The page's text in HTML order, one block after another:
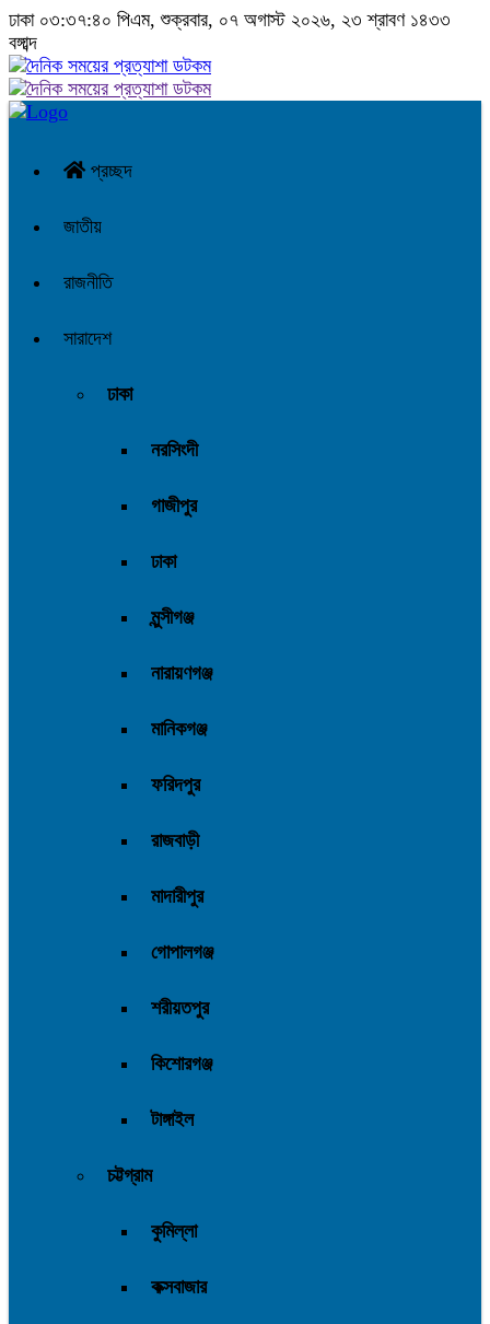
ঢাকা ০৩:৩৭:৪১ পিএম, শুক্রবার, ০৭ অগাস্ট ২০২৬, ২৩ শ্রাবণ ১৪৩৩
বঙ্গাব্দ
প্রচ্ছদ
জাতীয়
রাজনীতি
সারাদেশ
ঢাকা
নরসিংদী
গাজীপুর
ঢাকা
মুন্সীগঞ্জ
নারায়ণগঞ্জ
মানিকগঞ্জ
ফরিদপুর
রাজবাড়ী
মাদারীপুর
গোপালগঞ্জ
শরীয়তপুর
কিশোরগঞ্জ
টাঙ্গাইল
চট্টগ্রাম
কুমিল্লা
কক্সবাজার